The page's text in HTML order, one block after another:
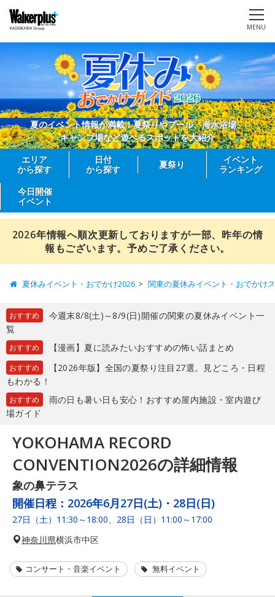
MENU
夏のイベント情報が満載！夏祭りやプール、海水浴場、
キャンプ場など遊べるスポットを大紹介
エリア
から探す
日付
から探す
夏祭り
イベント
ランキング
今日開催
イベント
2026年情報へ順次更新しておりますが一部、昨年の情
報もございます。予めご了承ください。
夏休みイベント・おでかけ2026 関東の夏休みイベント・おでかけ
おすすめ
今週末8/8(土)～8/9(日)開催の関東の夏休みイベント一
覧
おすすめ 【漫画】夏に読みたいおすすめの怖い話まとめ
おすすめ
【2026年版】全国の夏祭り注目27選。見どころ・日程
もわかる！
おすすめ
雨の日も暑い日も安心！おすすめ屋内施設・室内遊び
場ガイド
YOKOHAMA RECORD
CONVENTION2026の詳細情報
象の鼻テラス
開催日程： 2026年6月27日(土)・28日(日)
27日（土）11:30～18:00、28日（日）11:00～17:00
神奈川県横浜市中区
コンサート・音楽イベント 無料イベント